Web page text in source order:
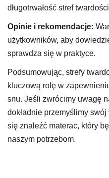
długotrwałość stref
Opinie i rekomendacje:
użytkowników, aby
sprawdza się w praktyce.
Podsumowując, strefy
kluczową rolę w
snu. Jeśli zwrócimy uwagę
dokładnie przemyślimy
się znaleźć materac, który
naszym potrzebom.